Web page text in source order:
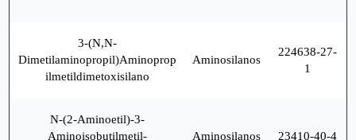
3-(N,N-
Dimetilaminopropil)Aminoprop
ilmetildimetoxisilano
Aminosilanos
224638-27-
1
N-(2-Aminoetil)-3-
Aminoisobutilmetil-
Aminosilanos 23410-40-4